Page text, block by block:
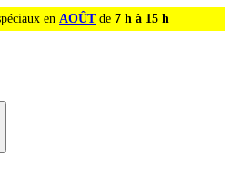
en AOÛTde 7 h à 15 h